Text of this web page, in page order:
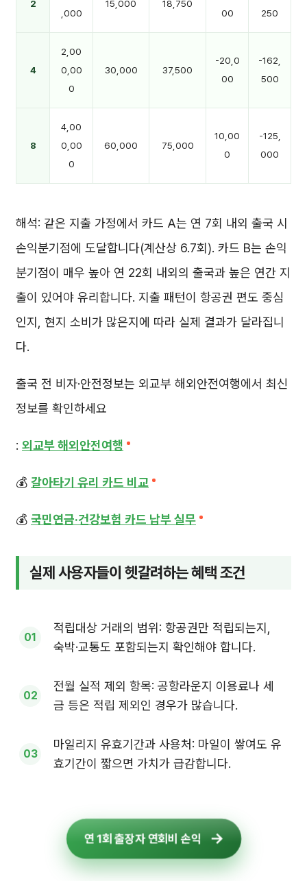
2
,000
15,000
18,750
00
250
4
2,00
0,00
0
30,000 37,500
-20,0
00
-162,
500
8
4,00
0,00
0
60,000 75,000
10,00
0
-125,
000
해석: 같은 지출 가정에서 카드 A는 연 7회 내외 출국 시
손익분기점에 도달합니다(계산상 6.7회). 카드 B는 손익
분기점이 매우 높아 연 22회 내외의 출국과 높은 연간 지
출이 있어야 유리합니다. 지출 패턴이 항공권 편도 중심
인지, 현지 소비가 많은지에 따라 실제 결과가 달라집니
다.
출국 전 비자·안전정보는 외교부 해외안전여행에서 최신
정보를 확인하세요
: 외교부 해외안전여행
💰 갈아타기 유리 카드 비교
💰 국민연금·건강보험 카드 납부 실무
실제 사용자들이 헷갈려하는 혜택 조건
적립대상 거래의 범위: 항공권만 적립되는지,
숙박·교통도 포함되는지 확인해야 합니다.
전월 실적 제외 항목: 공항라운지 이용료나 세
금 등은 적립 제외인 경우가 많습니다.
마일리지 유효기간과 사용처: 마일이 쌓여도 유
효기간이 짧으면 가치가 급감합니다.
연 1회 출장자 연회비 손익